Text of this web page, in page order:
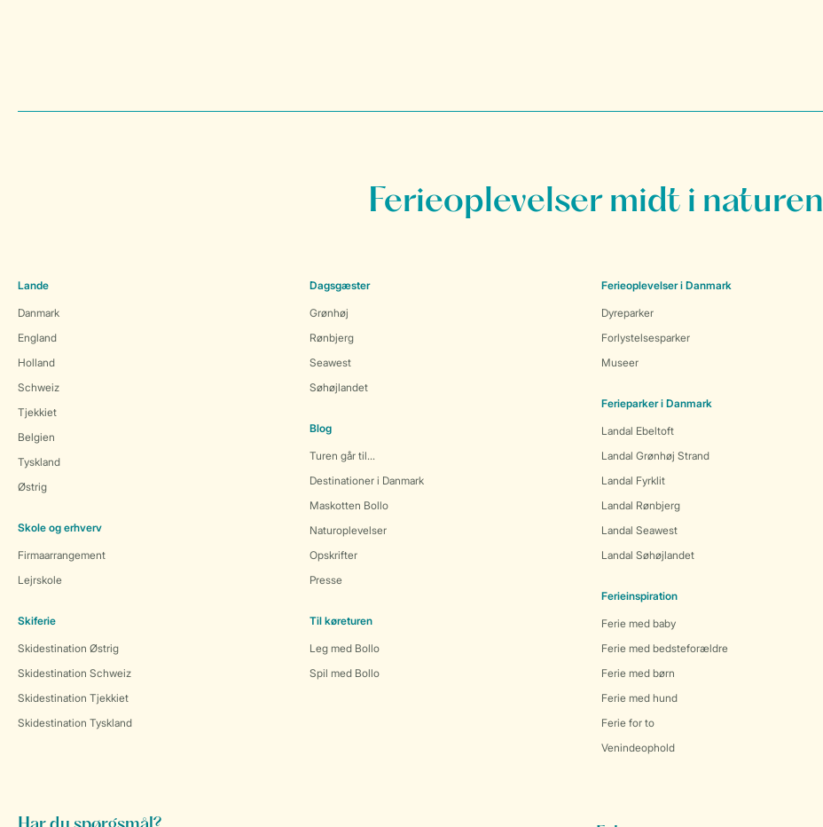
Ferieoplevelser midt i naturen
Lande
Danmark
England
Holland
Schweiz
Tjekkiet
Belgien
Tyskland
Østrig
Skole og erhverv
Firmaarrangement
Lejrskole
Skiferie
Skidestination Østrig
Skidestination Schweiz
Skidestination Tjekkiet
Skidestination Tyskland
Dagsgæster
Grønhøj
Rønbjerg
Seawest
Søhøjlandet
Blog
Turen går til...
Destinationer i Danmark
Maskotten Bollo
Naturoplevelser
Opskrifter
Presse
Til køreturen
Leg med Bollo
Spil med Bollo
Ferieoplevelser i Danmark
Dyreparker
Forlystelsesparker
Museer
Ferieparker i Danmark
Landal Ebeltoft
Landal Grønhøj Strand
Landal Fyrklit
Landal Rønbjerg
Landal Seawest
Landal Søhøjlandet
Ferieinspiration
Ferie med baby
Ferie med bedsteforældre
Ferie med børn
Ferie med hund
Ferie for to
Venindeophold